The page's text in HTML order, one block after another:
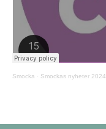
Smocka · Smockas nyheter 2024